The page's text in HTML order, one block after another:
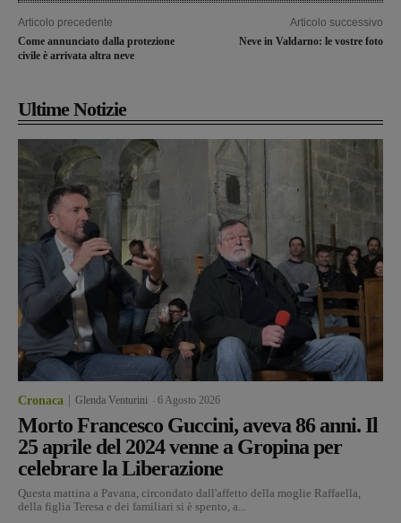
Articolo precedente
Come annunciato dalla protezione
civile è arrivata altra neve
Articolo successivo
Neve in Valdarno: le vostre foto
Ultime Notizie
Cronaca Glenda Venturini 6 Agosto 2026
Morto Francesco Guccini, aveva 86 anni. Il
25 aprile del 2024 venne a Gropina per
celebrare la Liberazione
Questa mattina a Pavana, circondato dall'affetto della moglie Raffaella,
della figlia Teresa e dei familiari si è spento, a...